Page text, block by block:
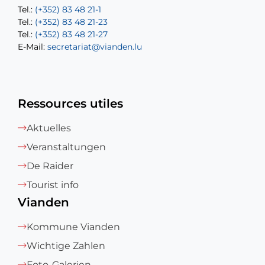
Tel.: (+352) 83 48 21-1
Tel.: (+352) 83 48 21-23
Tel.: (+352) 83 48 21-27
E-Mail: secretariat@vianden.lu
Tel.: (+352) 83 48 21-20
Tel.: (+352) 83 48 21-22
E-Mail:sofia.carvalho@vianden.lu
E-Mail: diane.storn@vianden.lu
Ressources utiles
Aktuelles
Veranstaltungen
De Raider
Tourist info
Vianden
Kommune Vianden
Wichtige Zahlen